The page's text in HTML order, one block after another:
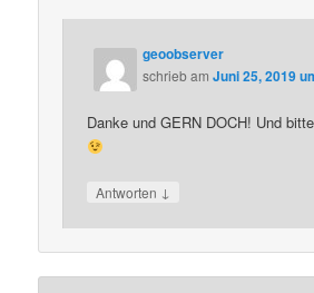
geoobserver
schriebamJuni 25, 2019
Danke und GERN DOCH! Und
Antworten ↓